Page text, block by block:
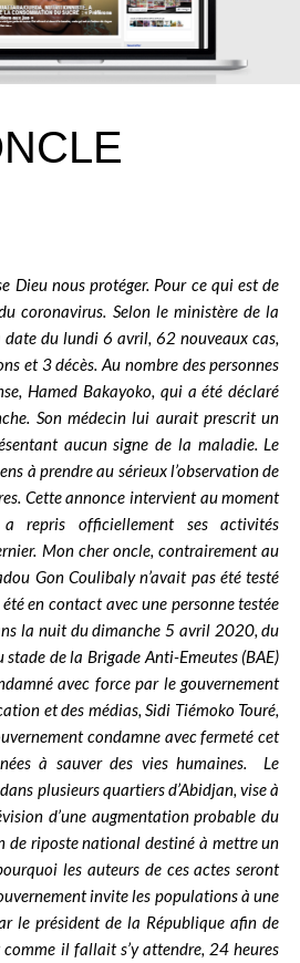
Dieu nous protéger. Pour ce qui est de
coronavirus. Selon le ministère de la
date du lundi 6 avril, 62 nouveaux cas,
et 3 décès. Au nombre des personnes
Hamed Bakayoko, qui a été déclaré
Son médecin lui aurait prescrit un
aucun signe de la maladie. Le
à prendre au sérieux l’observation de
Cette annonce intervient au moment
repris officiellement ses activités
Mon cher oncle, contrairement au
Gon Coulibaly n’avait pas été testé
en contact avec une personne testée
la nuit du dimanche 5 avril 2020, du
de la Brigade Anti-Emeutes (BAE)
avec force par le gouvernement
et des médias, Sidi Tiémoko Touré,
condamne avec fermeté cet
à sauver des vies humaines. Le
plusieurs quartiers d’Abidjan, vise à
d’une augmentation probable du
de riposte national destiné à mettre un
les auteurs de ces actes seront
invite les populations à une
le président de la République afin de
il fallait s’y attendre, 24 heures